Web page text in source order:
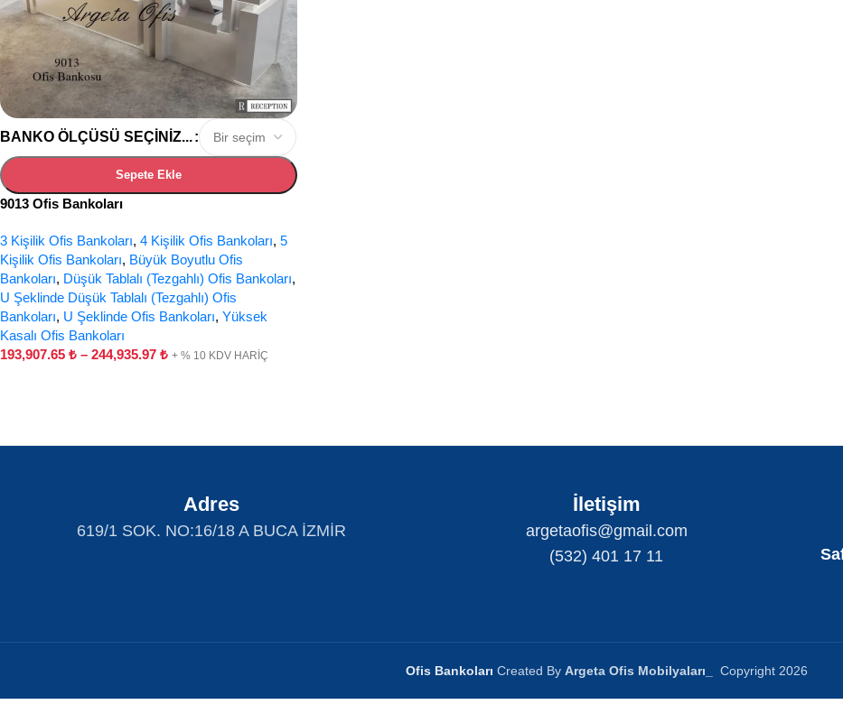
BANKO ÖLÇÜSÜ SEÇINIZ...
Sepete Ekle
9013 Ofis Bankoları
3 Kişilik Ofis Bankoları, 4 Kişilik Ofis Bankoları, 5
Kişilik Ofis Bankoları, Büyük Boyutlu Ofis
Bankoları, Düşük Tablalı (Tezgahlı) Ofis Bankoları,
U Şeklinde Düşük Tablalı (Tezgahlı) Ofis
Bankoları, U Şeklinde Ofis Bankoları, Yüksek
Kasalı Ofis Bankoları
193,907.65 ₺ – 244,935.97 ₺ + % 10 KDV HARİÇ
Adres
619/1 SOK. NO:16/18 A BUCA İZMİR
İletişim
argetaofis@gmail.com
(532) 401 17 11
Ofis Bankoları Created ByArgeta Ofis Mobilyaları Copyright2026